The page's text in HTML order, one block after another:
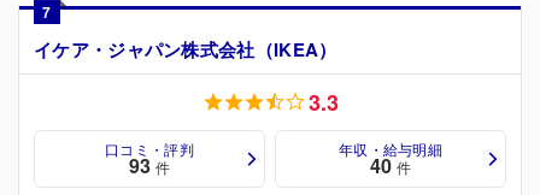
7
イケア・ジャパン株式会社（IKEA）
3.3
口コミ・評判
93 件
年収・給与明細
40 件